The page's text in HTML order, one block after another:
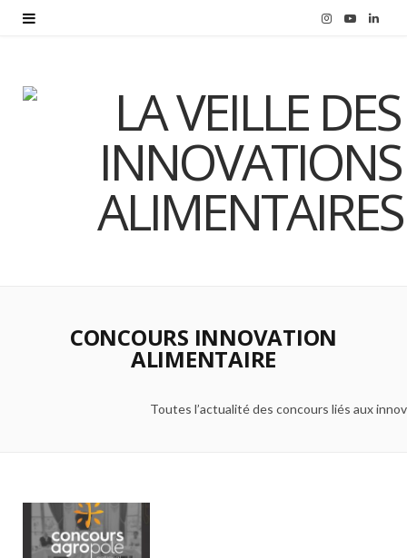
I
t
g
Y
T
u
b
L
k
e
d
CONCOURS INNOVATION
ALIMENTAIRE
Toutes l’actualité des concours liés aux